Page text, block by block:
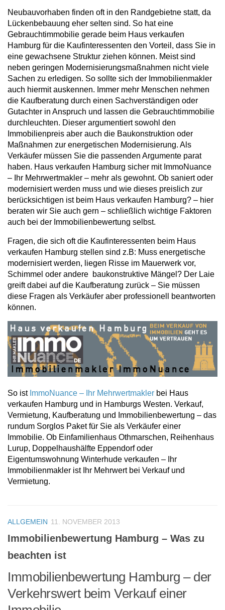
Neubauvorhaben finden oft in den Randgebietne statt, da
Lückenbebauung eher selten sind. So hat eine
Gebrauchtimmobilie gerade beim Haus verkaufen
Hamburg für die Kaufinteressenten den Vorteil, dass Sie in
eine gewachsene Struktur ziehen können. Meist sind
neben geringen Modernisierungsmaßnahmen nicht viele
Sachen zu erledigen. So sollte sich der Immobilienmakler
auch hiermit auskennen. Immer mehr Menschen nehmen
die Kaufberatung durch einen Sachverständigen oder
Gutachter in Anspruch und lassen die Gebrauchtimmobilie
durchleuchten. Dieser argumentiert sowohl den
Immobilienpreis aber auch die Baukonstruktion oder
Maßnahmen zur energetischen Modernisierung. Als
Verkäufer müssen Sie die passenden Argumente parat
haben. Haus verkaufen Hamburg sicher mit ImmoNuance
– Ihr Mehrwertmakler – mehr als gewohnt. Ob saniert oder
modernisiert werden muss und wie dieses preislich zur
berücksichtigen ist beim Haus verkaufen Hamburg? – hier
beraten wir Sie auch gern – schließlich wichtige Faktoren
auch bei der Immobilienbewertung selbst.
Fragen, die sich oft die Kaufinteressenten beim Haus
verkaufen Hamburg stellen sind z.B: Muss energetische
modernisiert werden, liegen Risse im Mauerwerk vor,
Schimmel oder andere baukonstruktive Mängel? Der Laie
greift dabei auf die Kaufberatung zurück – Sie müssen
diese Fragen als Verkäufer aber professionell beantworten
können.
So ist ImmoNuance – Ihr Mehrwertmakler bei Haus
verkaufen Hamburg und in Hamburgs Westen. Verkauf,
Vermietung, Kaufberatung und Immobilienbewertung – das
rundum Sorglos Paket für Sie als Verkäufer einer
Immobilie. Ob Einfamilienhaus Othmarschen, Reihenhaus
Lurup, Doppelhaushälfte Eppendorf oder
Eigentumswohnung Winterhude verkaufen – Ihr
Immobilienmakler ist Ihr Mehrwert bei Verkauf und
Vermietung.
ALLGEMEIN 11. NOVEMBER 2013
Immobilienbewertung Hamburg – Was zu
beachten ist
Immobilienbewertung Hamburg – der
Verkehrswert beim Verkauf einer